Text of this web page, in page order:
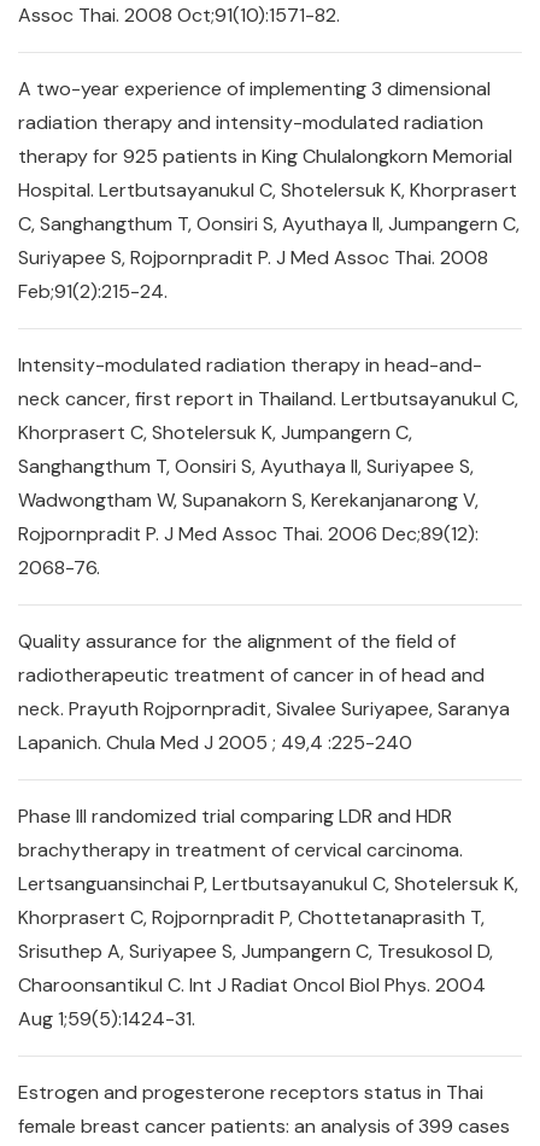
Assoc Thai. 2008 Oct;91(10):1571-82.
A two-year experience of implementing 3 dimensional
radiation therapy and intensity-modulated radiation
therapy for 925 patients in King Chulalongkorn Memorial
Hospital. Lertbutsayanukul C, Shotelersuk K, Khorprasert
C, Sanghangthum T, Oonsiri S, Ayuthaya II, Jumpangern C,
Suriyapee S, Rojpornpradit P. J Med Assoc Thai. 2008
Feb;91(2):215-24.
Intensity-modulated radiation therapy in head-and-
neck cancer, first report in Thailand. Lertbutsayanukul C,
Khorprasert C, Shotelersuk K, Jumpangern C,
Sanghangthum T, Oonsiri S, Ayuthaya II, Suriyapee S,
Wadwongtham W, Supanakorn S, Kerekanjanarong V,
Rojpornpradit P. J Med Assoc Thai. 2006 Dec;89(12):
2068-76.
Quality assurance for the alignment of the field of
radiotherapeutic treatment of cancer in of head and
neck. Prayuth Rojpornpradit, Sivalee Suriyapee, Saranya
Lapanich. Chula Med J 2005 ; 49,4 :225-240
Phase III randomized trial comparing LDR and HDR
brachytherapy in treatment of cervical carcinoma.
Lertsanguansinchai P, Lertbutsayanukul C, Shotelersuk K,
Khorprasert C, Rojpornpradit P, Chottetanaprasith T,
Srisuthep A, Suriyapee S, Jumpangern C, Tresukosol D,
Charoonsantikul C. Int J Radiat Oncol Biol Phys. 2004
Aug 1;59(5):1424-31.
Estrogen and progesterone receptors status in Thai
female breast cancer patients: an analysis of 399 cases